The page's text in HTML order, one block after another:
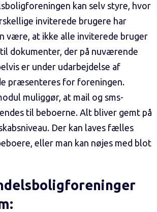
kan selv styre, hvor
inviterede brugere har
være, at ikke alle inviterede bruger
til dokumenter, der på nuværende
er under udarbejdelse af
præsenteres for foreningen.
muliggør, at mail og sms-
til beboerne. Alt bliver gemt på
Der kan laves fælles
eller man kan nøjes med blot